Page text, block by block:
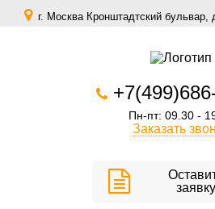
г. Москва Кронштадтский
Пн-пт: 09.30 -
Заказать
заявку